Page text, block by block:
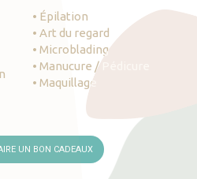
• Épilation
• Art du regard
• Microblading
• Manucure / Pédicure
• Maquillage
UN BON CADEAUX